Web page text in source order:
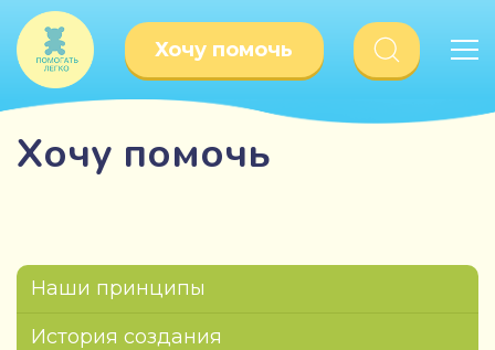
Хочу помочь
Хочу помочь
Наши принципы
История создания